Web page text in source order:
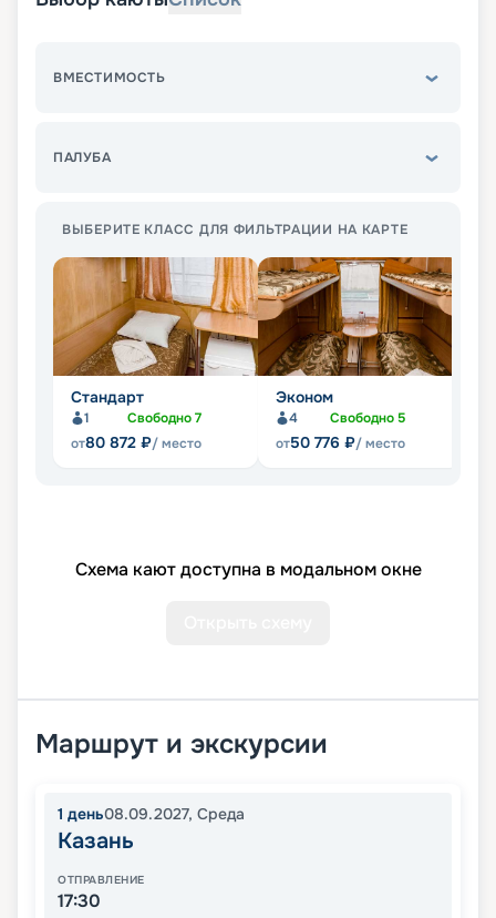
ВМЕСТИМОСТЬ
ПАЛУБА
ВЫБЕРИТЕ КЛАСС ДЛЯ ФИЛЬТРАЦИИ НА КАРТЕ
Стандарт
1 Свободно7
от80 872 ₽/ место
Эконом
4 Свободно5
от50 776 ₽/ место
Схема кают доступна в модальном окне
Маршрут и экскурсии
1 день08.09.2027, Среда
Казань
ОТПРАВЛЕНИЕ
17:30